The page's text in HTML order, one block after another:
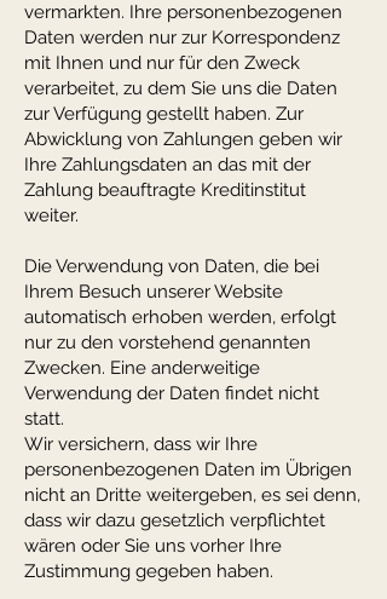
vermarkten. Ihre personenbezogenen
Daten werden nur zur Korrespondenz
mit Ihnen und nur für den Zweck
verarbeitet, zu dem Sie uns die Daten
zur Verfügung gestellt haben. Zur
Abwicklung von Zahlungen geben wir
Ihre Zahlungsdaten an das mit der
Zahlung beauftragte Kreditinstitut
weiter.
Die Verwendung von Daten, die bei
Ihrem Besuch unserer Website
automatisch erhoben werden, erfolgt
nur zu den vorstehend genannten
Zwecken. Eine anderweitige
Verwendung der Daten findet nicht
statt.
Wir versichern, dass wir Ihre
personenbezogenen Daten im Übrigen
nicht an Dritte weitergeben, es sei denn,
dass wir dazu gesetzlich verpflichtet
wären oder Sie uns vorher Ihre
Zustimmung gegeben haben.